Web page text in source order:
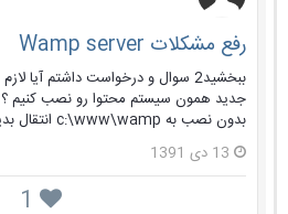
رفع مشکلات Wamp server
ببخشید2 سوال و درخواست داشتم آیا
جدید همون سیستم محتوا رو نصب کنیم ؟
بدون نصب به c:\www\wamp انتقال بدیم کافی هست؟ آیا...
13 دی 1391